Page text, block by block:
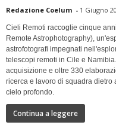
Redazione Coelum - 1 Giugno
Cieli Remoti raccoglie cinque
Remote Astrophotography),
astrofotografi impegnati
telescopi remoti in Cile e
acquisizione e oltre 330
ricerca e lavoro di squadra dietro
cielo profondo.
Continua a leggere